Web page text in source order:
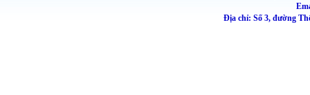
Địa chỉ: Số 3, đường